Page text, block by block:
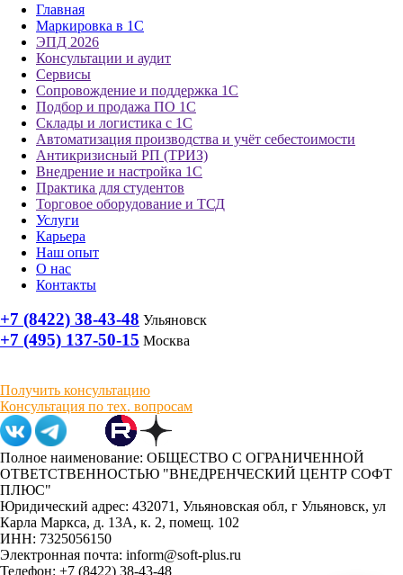
Главная
Маркировка в 1С
ЭПД 2026
Консультации и аудит
Сервисы
Сопровождение и поддержка 1С
Подбор и продажа ПО 1С
Склады и логистика с 1С
Автоматизация производства и учёт себестоимости
Антикризисный РП (ТРИЗ)
Внедрение и настройка 1С
Практика для студентов
Торговое оборудование и ТСД
Услуги
Карьера
Наш опыт
О нас
Контакты
+7 (8422) 38-43-48 Ульяновск
+7 (495) 137-50-15 Москва
Получить консультацию
Консультация по тех. вопросам
Полное наименование: ОБЩЕСТВО С ОГРАНИЧЕННОЙ
ОТВЕТСТВЕННОСТЬЮ "ВНЕДРЕНЧЕСКИЙ ЦЕНТР СОФТ
ПЛЮС"
Юридический адрес: 432071, Ульяновская обл, г Ульяновск, ул
Карла Маркса, д. 13А, к. 2, помещ. 102
ИНН: 7325056150
Электронная почта: inform@soft-plus.ru
Телефон: +7 (8422) 38-43-48